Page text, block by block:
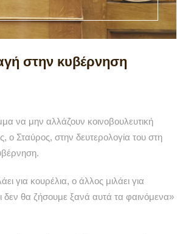
στην κυβέρνηση
να μην αλλάζουν κοινοβουλευτική
ο Σταύρος, στην δευτερολογία του στη
για κουρέλια, ο άλλος μιλάει για
δεν θα ζήσουμε ξανά αυτά τα φαινόμενα»